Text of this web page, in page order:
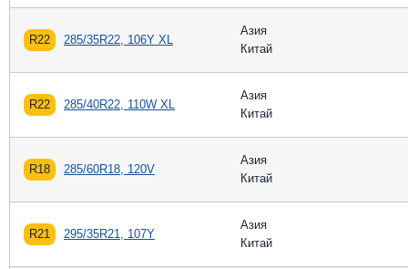
R22 285/35R22, 106Y XL
Азия
Китай
R22 285/40R22, 110W XL
Азия
Китай
R18 285/60R18, 120V
Азия
Китай
R21 295/35R21, 107Y
Азия
Китай